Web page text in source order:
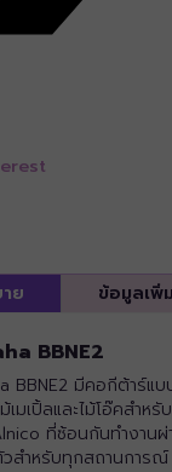
ย ข้อมูลเพิ่
BBNE2
BBNE2 มีคอกีต้าร์แ
ม้เมเปิ้ลและไม้โอ๊คส
ที่ซ้อนกันทำงาน
สำหรับทุกสถานการณ์